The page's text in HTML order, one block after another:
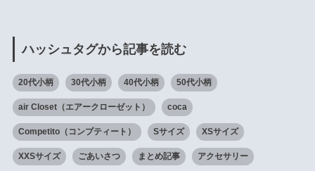
ハッシュタグから記事を読む
20代小柄 30代小柄 40代小柄 50代小柄
air Closet（エアークローゼット） coca
Competito（コンプティート） Sサイズ XSサイズ
XXSサイズ ごあいさつ まとめ記事 アクセサリー